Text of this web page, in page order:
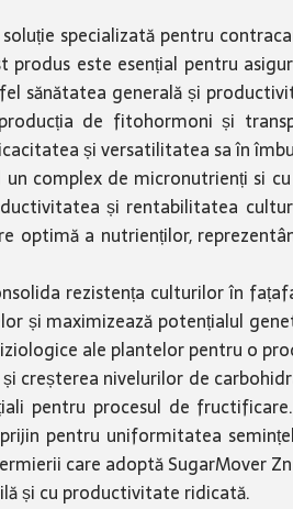
specializată pentru
este esențial pentru
sănătatea generală și
de fitohormoni și
și versatilitatea sa în
un complex de micronutrienți si
și rentabilitatea
optimă a nutrienților,
rezistența culturilor în
și maximizează potențialul
ale plantelor pentru o
creșterea nivelurilor de
pentru procesul de
pentru uniformitatea
care adoptă SugarMover
și cu productivitate ridicată.